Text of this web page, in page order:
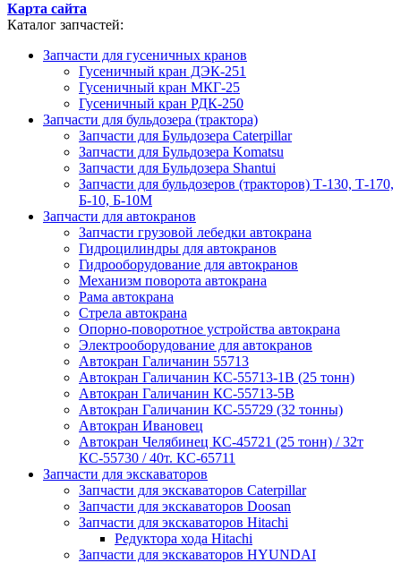
Карта сайта
Каталог запчастей:
Запчасти для гусеничных кранов
Гусеничный кран ДЭК-251
Гусеничный кран МКГ-25
Гусеничный кран РДК-250
Запчасти для бульдозера (трактора)
Запчасти для Бульдозера Caterpillar
Запчасти для Бульдозера Komatsu
Запчасти для Бульдозера Shantui
Запчасти для бульдозеров (тракторов) Т-130, Т-170,
Б-10, Б-10М
Запчасти для автокранов
Запчасти грузовой лебедки автокрана
Гидроцилиндры для автокранов
Гидрооборудование для автокранов
Механизм поворота автокрана
Рама автокрана
Стрела автокрана
Опорно-поворотное устройства автокрана
Электрооборудование для автокранов
Автокран Галичанин 55713
Автокран Галичанин КС-55713-1В (25 тонн)
Автокран Галичанин КС-55713-5В
Автокран Галичанин КС-55729 (32 тонны)
Автокран Ивановец
Автокран Челябинец КС-45721 (25 тонн) / 32т
КС-55730 / 40т. КС-65711
Запчасти для экскаваторов
Запчасти для экскаваторов Caterpillar
Запчасти для экскаваторов Doosan
Запчасти для экскаваторов Hitachi
Редуктора хода Hitachi
Запчасти для экскаваторов HYUNDAI